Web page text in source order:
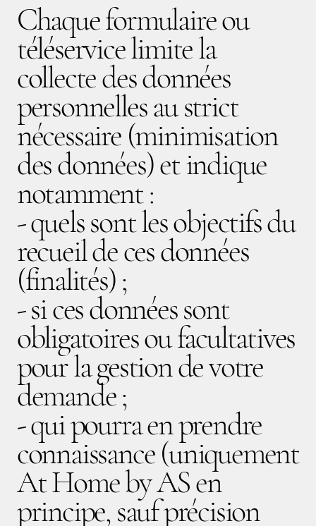
Chaque formulaire ou
téléservice limite la
collecte des données
personnelles au strict
nécessaire (minimisation
des données) et indique
notamment :
- quels sont les objectifs du
recueil de ces données
(finalités) ;
- si ces données sont
obligatoires ou facultatives
pour la gestion de votre
demande ;
- qui pourra en prendre
connaissance (uniquement
At Home by AS en
principe, sauf précision